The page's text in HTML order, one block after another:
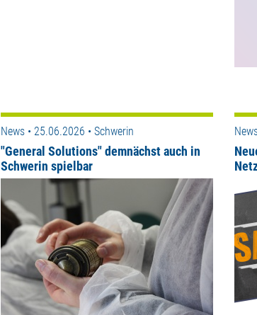
News • 25.06.2026 • Schwerin
"General Solutions" demnächst auch in
Schwerin spielbar